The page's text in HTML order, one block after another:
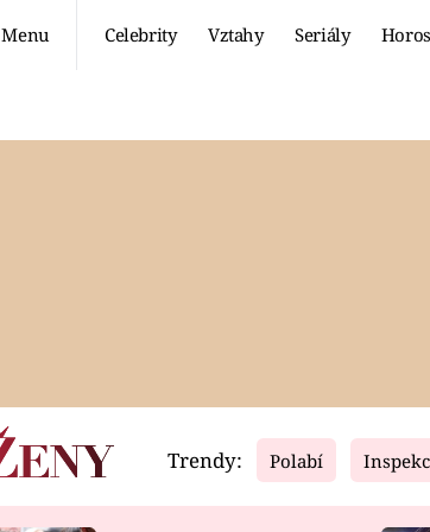
Menu Celebrity Vztahy Seriály
Video
Trendy: Polabí